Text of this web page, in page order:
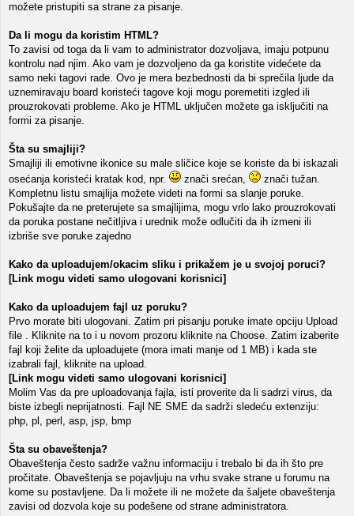
možete pristupiti sa strane za pisanje.
Da li mogu da koristim HTML?
To zavisi od toga da li vam to administrator dozvoljava, imaju potpunu
kontrolu nad njim. Ako vam je dozvoljeno da ga koristite videćete da
samo neki tagovi rade. Ovo je mera bezbednosti da bi sprečila ljude da
uznemiravaju board koristeći tagove koji mogu poremetiti izgled ili
prouzrokovati probleme. Ako je HTML uključen možete ga isključiti na
formi za pisanje.
Šta su smajliji?
Smajliji ili emotivne ikonice su male sličice koje se koriste da bi iskazali
osećanja koristeći kratak kod, npr.
znači srećan,
znači tužan.
Kompletnu listu smajlija možete videti na formi sa slanje poruke.
Pokušajte da ne preterujete sa smajlijima, mogu vrlo lako prouzrokovati
da poruka postane nečitljiva i urednik može odlučiti da ih izmeni ili
izbriše sve poruke zajedno
Kako da uploadujem/okacim sliku i prikažem je u svojoj poruci?
[Link mogu videti samo ulogovani korisnici]
Kako da uploadujem fajl uz poruku?
Prvo morate biti ulogovani. Zatim pri pisanju poruke imate opciju Upload
file . Kliknite na to i u novom prozoru kliknite na Choose. Zatim izaberite
fajl koji želite da uploadujete (mora imati manje od 1 MB) i kada ste
izabrali fajl, kliknite na upload.
[Link mogu videti samo ulogovani korisnici]
Molim Vas da pre uploadovanja fajla, isti proverite da li sadrzi virus, da
biste izbegli neprijatnosti. Fajl NE SME da sadrži sledeću extenziju:
php, pl, perl, asp, jsp, bmp
Šta su obaveštenja?
Obaveštenja često sadrže važnu informaciju i trebalo bi da ih što pre
pročitate. Obaveštenja se pojavljuju na vrhu svake strane u forumu na
kome su postavljene. Da li možete ili ne možete da šaljete obaveštenja
zavisi od dozvola koje su podešene od strane administratora.